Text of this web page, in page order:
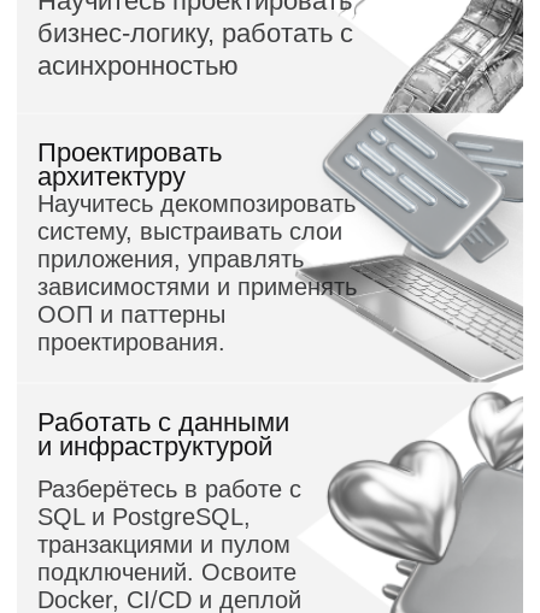
Запишитесь на курс
«Middle Python-
разработчик»
Отправляя форму, вы принимаете
«Соглашение
об обработке персональных данных» и условия
«Оферты» , а также соглашаетесь с «Условиями
использования»
Записаться